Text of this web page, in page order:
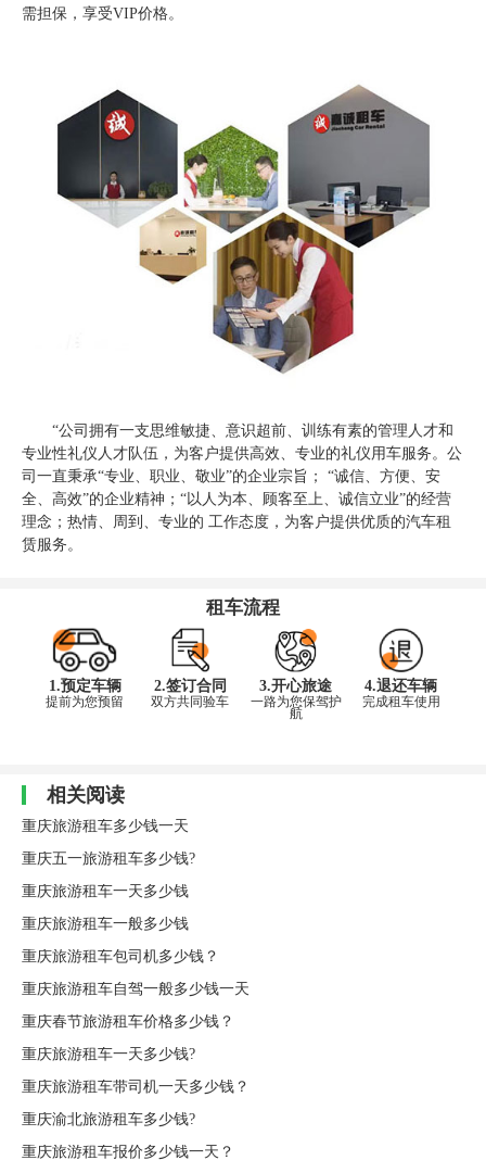
需担保，享受VIP价格。
“公司拥有一支思维敏捷、意识超前、训练有素的管理人才和
专业性礼仪人才队伍，为客户提供高效、专业的礼仪用车服务。公
司一直秉承“专业、职业、敬业”的企业宗旨； “诚信、方便、安
全、高效”的企业精神；“以人为本、顾客至上、诚信立业”的经营
理念；热情、周到、专业的 工作态度，为客户提供优质的汽车租
赁服务。
租车流程
1.预定车辆
提前为您预留
2.签订合同
双方共同验车
3.开心旅途
一路为您保驾护
航
4.退还车辆
完成租车使用
相关阅读
重庆旅游租车多少钱一天
重庆五一旅游租车多少钱?
重庆旅游租车一天多少钱
重庆旅游租车一般多少钱
重庆旅游租车包司机多少钱？
重庆旅游租车自驾一般多少钱一天
重庆春节旅游租车价格多少钱？
重庆旅游租车一天多少钱?
重庆旅游租车带司机一天多少钱？
重庆渝北旅游租车多少钱?
重庆旅游租车报价多少钱一天？